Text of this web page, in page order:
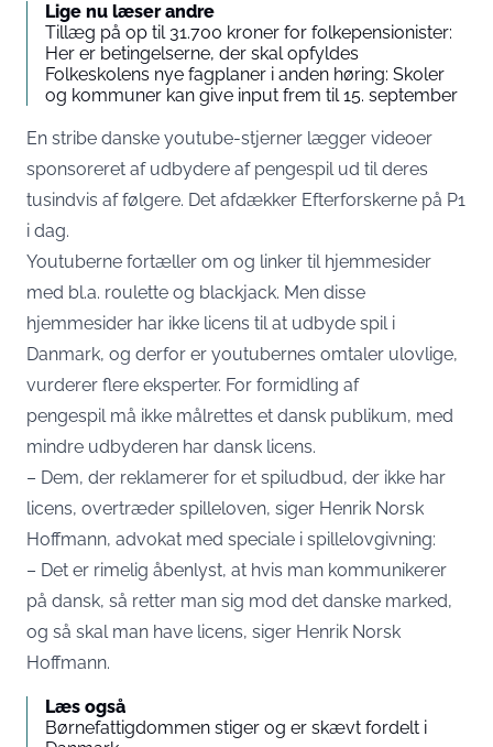
Lige nu læser andre
Tillæg på op til 31.700 kroner for folkepensionister:
Her er betingelserne, der skal opfyldes
Folkeskolens nye fagplaner i anden høring: Skoler
og kommuner kan give input frem til 15. september
En stribe danske youtube-stjerner lægger videoer
sponsoreret af udbydere af pengespil ud til deres
tusindvis af følgere. Det afdækker Efterforskerne på P1
i dag.
Youtuberne fortæller om og linker til hjemmesider
med bl.a. roulette og blackjack. Men disse
hjemmesider har ikke licens til at udbyde spil i
Danmark, og derfor er youtubernes omtaler ulovlige,
vurderer flere eksperter. For formidling af
pengespil må ikke målrettes et dansk publikum, med
mindre udbyderen har dansk licens.
– Dem, der reklamerer for et spiludbud, der ikke har
licens, overtræder spilleloven, siger Henrik Norsk
Hoffmann, advokat med speciale i spillelovgivning:
– Det er rimelig åbenlyst, at hvis man kommunikerer
på dansk, så retter man sig mod det danske marked,
og så skal man have licens, siger Henrik Norsk
Hoffmann.
Læs også
Børnefattigdommen stiger og er skævt fordelt i